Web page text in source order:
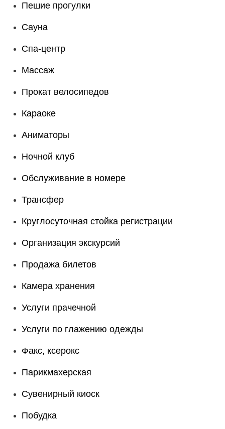
Пешие прогулки
Сауна
Спа-центр
Массаж
Прокат велосипедов
Караоке
Аниматоры
Ночной клуб
Обслуживание в номере
Трансфер
Круглосуточная стойка регистрации
Организация экскурсий
Продажа билетов
Камера хранения
Услуги прачечной
Услуги по глажению одежды
Факс, ксерокс
Парикмахерская
Сувенирный киоск
Побудка